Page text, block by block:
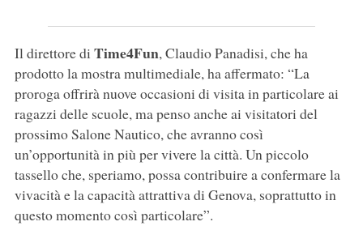
Il direttore di Time4Fun, Claudio Panadisi, che ha
prodotto la mostra multimediale, ha affermato: “La
proroga offrirà nuove occasioni di visita in particolare ai
ragazzi delle scuole, ma penso anche ai visitatori del
prossimo Salone Nautico, che avranno così
un’opportunità in più per vivere la città. Un piccolo
tassello che, speriamo, possa contribuire a confermare la
vivacità e la capacità attrattiva di Genova, soprattutto in
questo momento così particolare”.